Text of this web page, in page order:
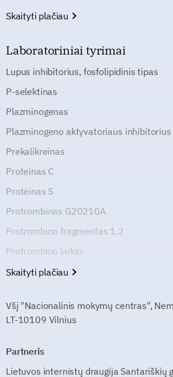
Skaityti plačiau
Laboratoriniai tyrimai
Lupus inhibitorius, fosfolipidinis tipas
P-selektinas
Plazminogenas
Plazminogeno aktyvatoriaus inhibitorius
Prekalikreinas
Proteinas C
Proteinas S
Protrombinas G20210A
Protrombino fragmentas 1.2
Protrombino laikas
Skaityti plačiau
Všį "Nacionalinis mokymų centras",
LT-10109 Vilnius
Partneris
Lietuvos internistų draugija Santariškių